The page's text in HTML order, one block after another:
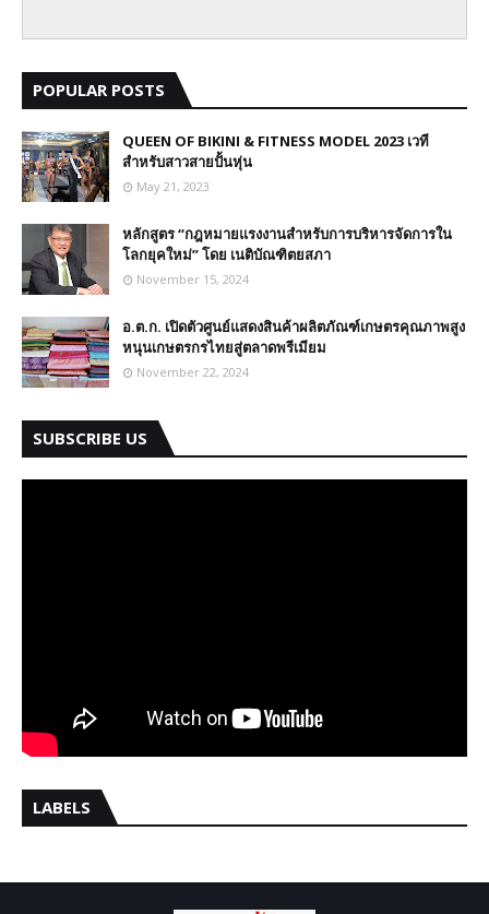
POPULAR POSTS
QUEEN OF BIKINI & FITNESS MODEL 2023 เวที
สำหรับสาวสายปั้นหุ่น
May 21, 2023
หลักสูตร “กฎหมายแรงงานสำหรับการบริหารจัดการใน
โลกยุคใหม่” โดย เนติบัณฑิตยสภา
November 15, 2024
อ.ต.ก. เปิดตัวศูนย์แสดงสินค้าผลิตภัณฑ์เกษตรคุณภาพสูง
หนุนเกษตรกรไทยสู่ตลาดพรีเมียม
November 22, 2024
SUBSCRIBE US
LABELS